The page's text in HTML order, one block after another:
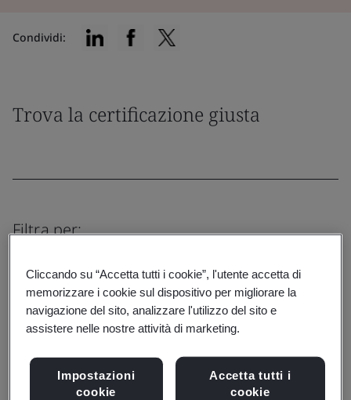
Condividi:
Trova la certificazione giusta
Filtra per:
Resetta
Cliccando su “Accetta tutti i cookie”, l'utente accetta di
memorizzare i cookie sul dispositivo per migliorare la
navigazione del sito, analizzare l'utilizzo del sito e
assistere nelle nostre attività di marketing.
Impostazioni
cookie
Accetta tutti i
cookie